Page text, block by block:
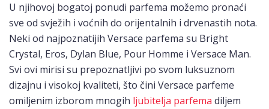
U njihovoj bogatoj ponudi parfema možemo pronaći
sve od svježih i voćnih do orijentalnih i drvenastih nota.
Neki od najpoznatijih Versace parfema su Bright
Crystal, Eros, Dylan Blue, Pour Homme i Versace Man.
Svi ovi mirisi su prepoznatljivi po svom luksuznom
dizajnu i visokoj kvaliteti, što čini Versace parfeme
omiljenim izborom mnogih ljubitelja parfema diljem